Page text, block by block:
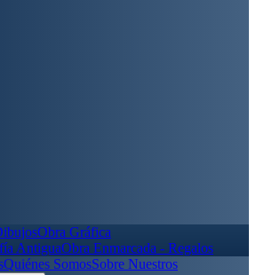
Obra Gráfica
AntiguaObra Enmarcada - Regalos
Quiénes SomosSobre Nuestros